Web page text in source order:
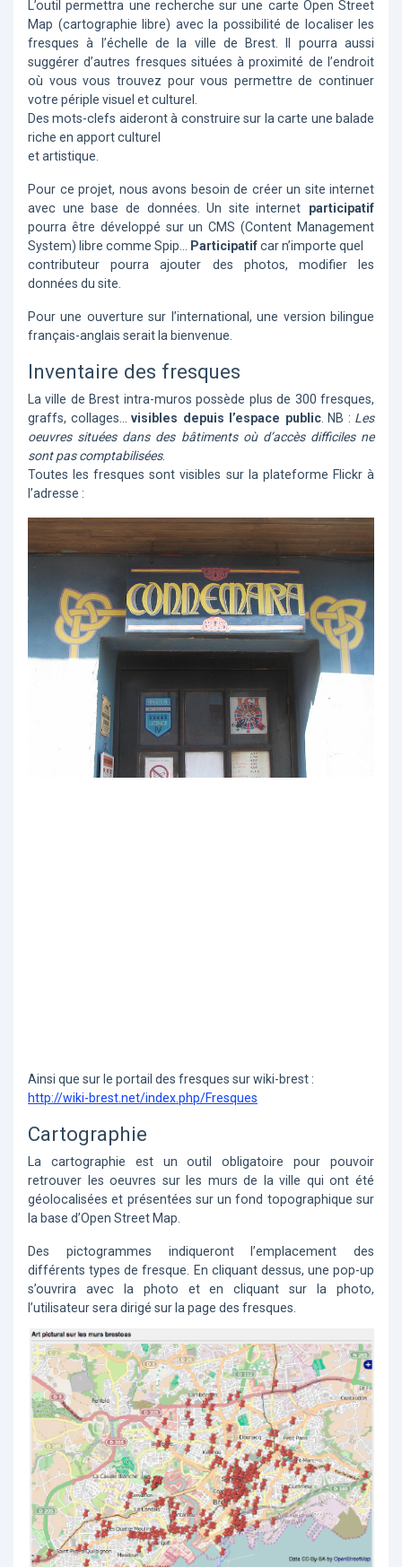
L’outil permettra une recherche sur une carte Open Street
Map (cartographie libre) avec la possibilité de localiser les
fresques à l’échelle de la ville de Brest. Il pourra aussi
suggérer d’autres fresques situées à proximité de l’endroit
où vous vous trouvez pour vous permettre de continuer
votre périple visuel et culturel.
Des mots-clefs aideront à construire sur la carte une balade
riche en apport culturel
et artistique.
Pour ce projet, nous avons besoin de créer un site internet
avec une base de données. Un site internet participatif
pourra être développé sur un CMS (Content Management
System) libre comme Spip… Participatifcar n’importe quel
contributeur pourra ajouter des photos, modifier les
données du site.
Pour une ouverture sur l’international, une version bilingue
français-anglais serait la bienvenue.
Inventaire des fresques
La ville de Brest intra-muros possède plus de 300 fresques,
graffs, collages… visibles depuis l’espace public. NB : Les
oeuvres situées dans des bâtiments où d’accès difficiles ne
sont pas comptabilisées.
Toutes les fresques sont visibles sur la plateforme Flickr à
l’adresse :
Ainsi que sur le portail des fresques sur wiki-brest :
http://wiki-brest.net/index.php/Fresques
Cartographie
La cartographie est un outil obligatoire pour pouvoir
retrouver les oeuvres sur les murs de la ville qui ont été
géolocalisées et présentées sur un fond topographique sur
la base d’Open Street Map.
Des pictogrammes indiqueront l’emplacement des
différents types de fresque. En cliquant dessus, une pop-up
s’ouvrira avec la photo et en cliquant sur la photo,
l’utilisateur sera dirigé sur la page des fresques.